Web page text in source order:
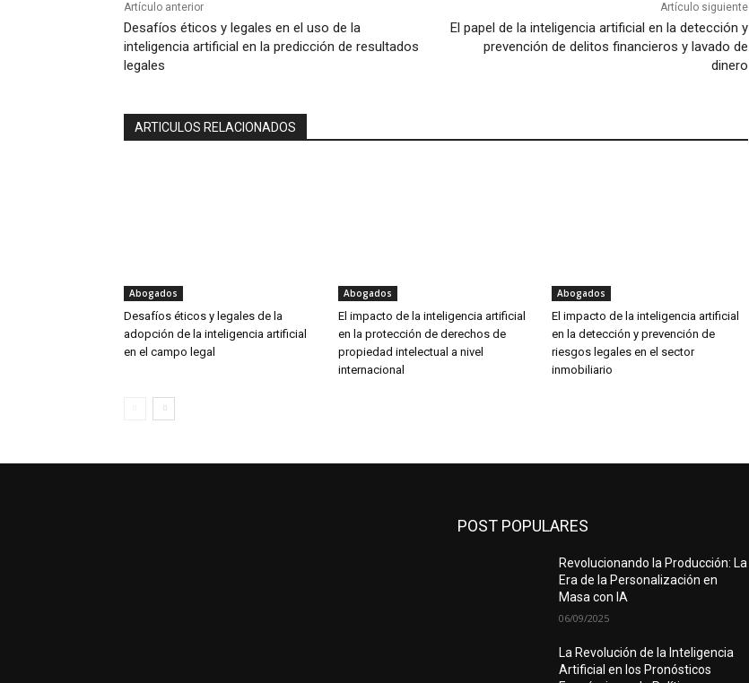
Artículo anterior
Desafíos éticos y legales en el uso de la
inteligencia artificial en la predicción de resultados
legales
Artículo siguiente
El papel de la inteligencia artificial en la detección y
prevención de delitos financieros y lavado de
dinero
ARTICULOS RELACIONADOS
Abogados
Desafíos éticos y legales de la
adopción de la inteligencia artificial
en el campo legal
Abogados
El impacto de la inteligencia artificial
en la protección de derechos de
propiedad intelectual a nivel
internacional
Abogados
El impacto de la inteligencia artificial
en la detección y prevención de
riesgos legales en el sector
inmobiliario
POST POPULARES
Revolucionando la Producción: La
Era de la Personalización en
Masa con IA
06/09/2025
La Revolución de la Inteligencia
Artificial en los Pronósticos